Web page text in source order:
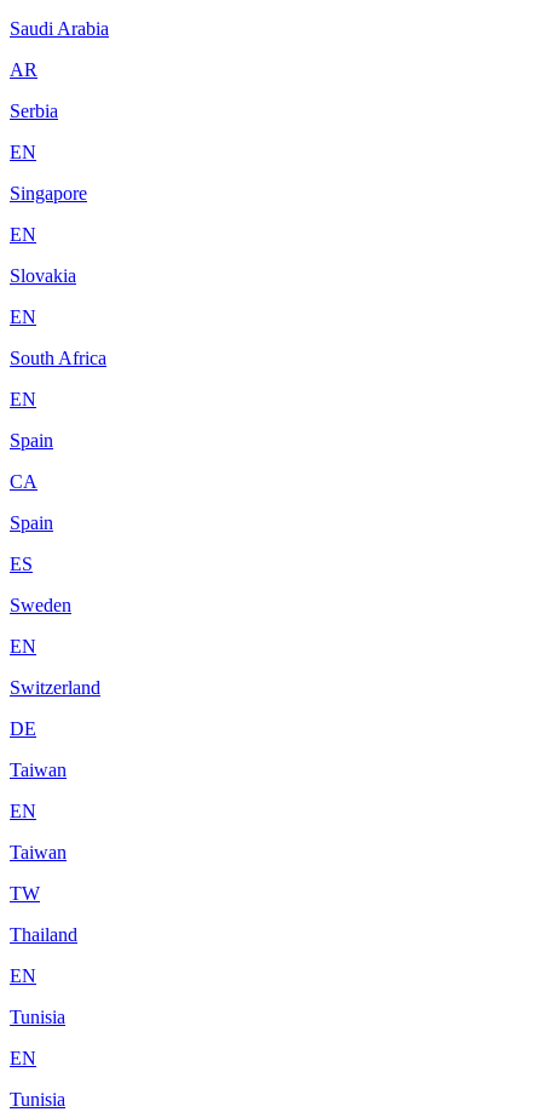
Saudi Arabia
AR
Serbia
EN
Singapore
EN
Slovakia
EN
South Africa
EN
Spain
CA
Spain
ES
Sweden
EN
Switzerland
DE
Taiwan
EN
Taiwan
TW
Thailand
EN
Tunisia
EN
Tunisia